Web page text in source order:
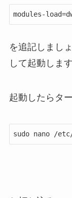
modules-
を追記しまし
して起動します
起動したらタ
sudo nano /